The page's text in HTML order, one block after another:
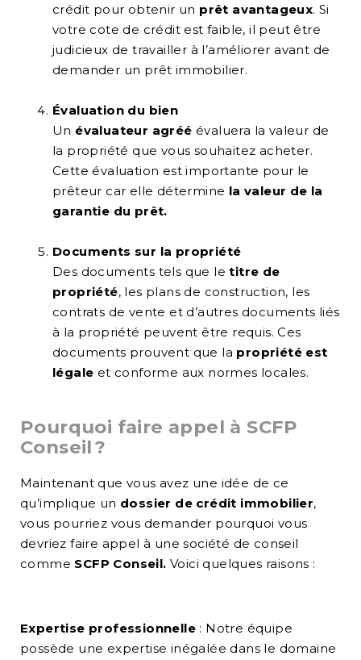
crédit pour obtenir un prêt avantageux. Si
votre cote de crédit est faible, il peut être
judicieux de travailler à l’améliorer avant de
demander un prêt immobilier.
Évaluation du bien
Un évaluateur agréé évaluera la valeur de
la propriété que vous souhaitez acheter.
Cette évaluation est importante pour le
prêteur car elle détermine la valeur de la
garantie du prêt.
Documents sur la propriété
Des documents tels que letitre de
propriété, les plans de construction, les
contrats de vente et d’autres documents liés
à la propriété peuvent être requis. Ces
documents prouvent que la propriété est
légale et conforme aux normes locales.
Pourquoi faire appel à SCFP
Conseil ?
Maintenant que vous avez une idée de ce
qu’implique un dossier de crédit immobilier,
vous pourriez vous demander pourquoi vous
devriez faire appel à une société de conseil
comme SCFP Conseil.Voici quelques raisons :
Expertise professionnelle : Notre équipe
possède une expertise inégalée dans le domaine